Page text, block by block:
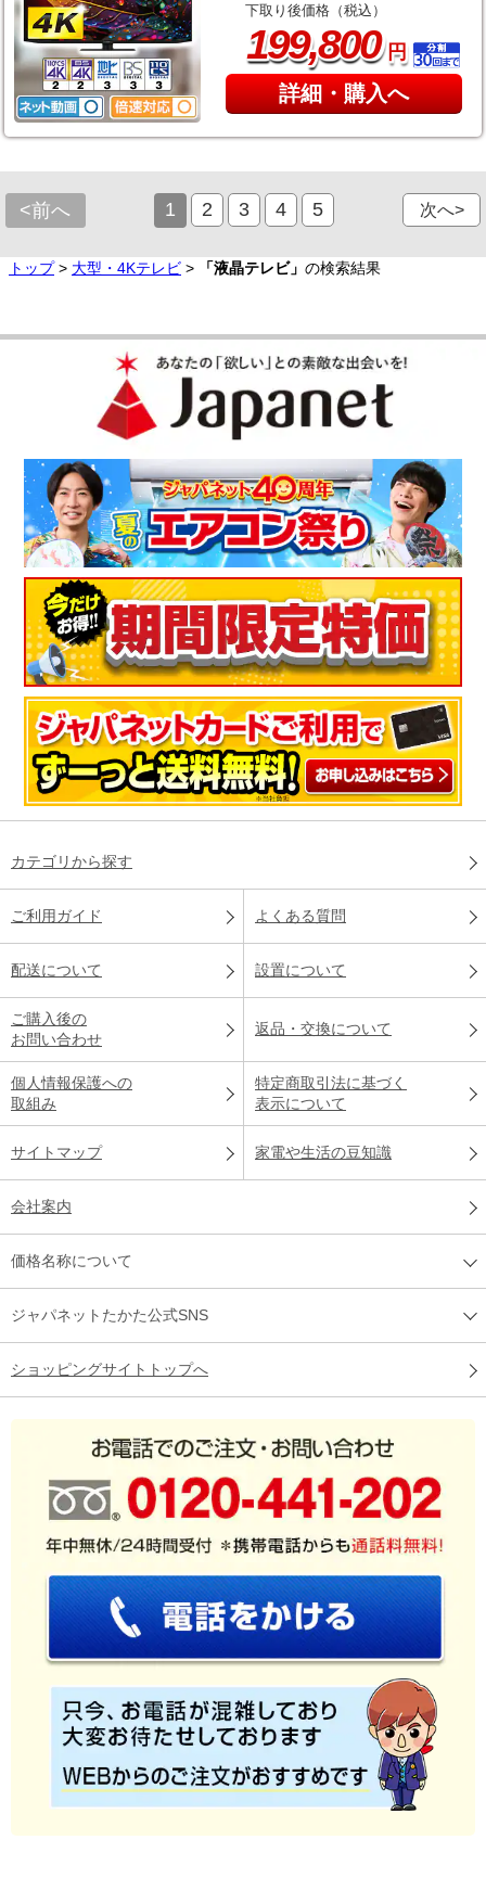
下取り後価格（税込）
199,800円
詳細・購入へ
<前へ 1 2 3 4 5 次へ>
トップ> 大型・4Kテレビ > 「液晶テレビ」 の検索結果
カテゴリから探す
ご利用ガイド よくある質問
配送について 設置について
ご購入後の
お問い合わせ
返品・交換について
個人情報保護への
取組み
特定商取引法に基づく
表示について
サイトマップ 家電や生活の豆知識
会社案内
価格名称について
ジャパネットたかた公式SNS
ショッピングサイトトップへ